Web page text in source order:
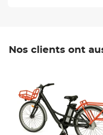
Nos clients ont